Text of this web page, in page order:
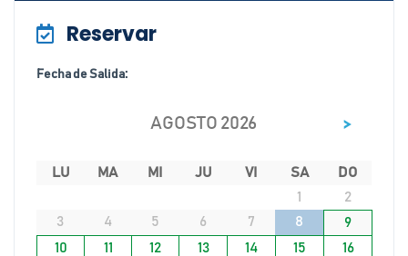
Reservar
Fecha de Salida:
AGOSTO 2026 >
LU MA MI JU VI SA
DO
1
2
3
4 5 6 7 8
9
10
11 12 13 14 15
16